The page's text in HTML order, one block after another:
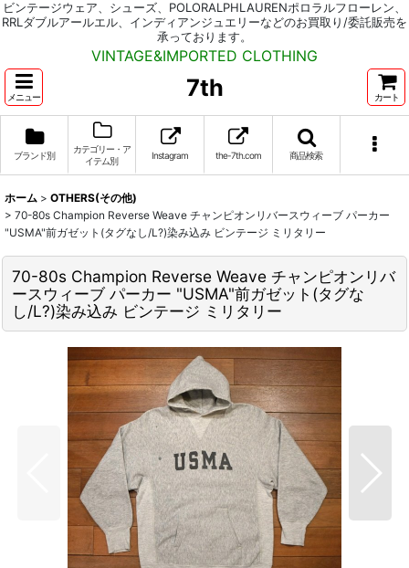
ビンテージウェア、シューズ、POLORALPHLAURENポロラルフローレン、
RRLダブルアールエル、インディアンジュエリーなどのお買取り/委託販売を
承っております。
VINTAGE&IMPORTED CLOTHING
メニュー 7th カート
ブランド別
カテゴリー・ア
イテム別
Instagram the-7th.com 商品検索
ホーム > OTHERS(その他)
> 70-80s Champion Reverse Weave チャンピオンリバースウィーブ パーカー
"USMA"前ガゼット(タグなし/L?)染み込み ビンテージ ミリタリー
70-80s Champion Reverse Weave チャンピオンリバ
ースウィーブ パーカー "USMA"前ガゼット(タグな
し/L?)染み込み ビンテージ ミリタリー